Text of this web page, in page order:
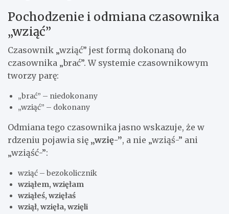
Pochodzenie i odmiana czasownika
„wziąć”
Czasownik „wziąć” jest formą dokonaną do
czasownika „brać”. W systemie czasownikowym
tworzy parę:
„brać” – niedokonany
„wziąć” – dokonany
Odmiana tego czasownika jasno wskazuje, że w
rdzeniu pojawia się „wzię-”, a nie „wziąś-” ani
„wziąść-”:
wziąć – bezokolicznik
wziąłem, wzięłam
wziąłeś, wzięłaś
wziął, wzięła, wzięli